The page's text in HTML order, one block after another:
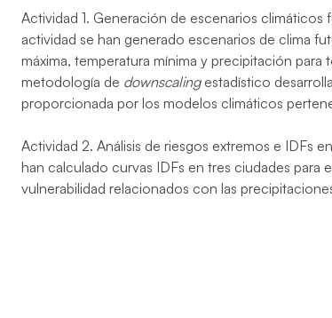
Actividad 1. Generación de escenarios climáticos
actividad se han generado escenarios de clima
máxima, temperatura mínima y precipitación para
metodología de downscalingestadístico
proporcionada por los modelos climáticos
Actividad 2. Análisis de riesgos extremos e IDFs
han calculado curvas IDFs en tres ciudades para
vulnerabilidad relacionados con las